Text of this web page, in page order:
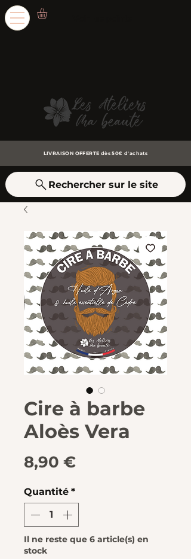
LIVRAISON OFFERTE dès 50€ d'achats
Rechercher sur le site
Cire à barbe
Aloès Vera
8,90 €Prix
Quantité *
Il ne reste que 6 article(s) en
stock